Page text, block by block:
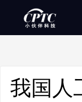
我国人